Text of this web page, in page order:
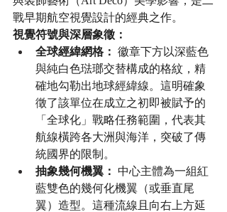
戰早期航空視覺設計的經典之作。
視覺符號與深層象徵：
全球經緯網格： 徽章下方以深藍色
與純白色琺瑯交替構成的格紋，精
確地勾勒出地球經緯線。這明確象
徵了該單位在成立之初即被賦予的
「全球化」戰略任務範圍，代表其
航線橫跨各大洲與海洋，突破了傳
統國界的限制。
抽象幾何機翼： 中心主體為一組紅
藍雙色的幾何化機翼（或垂直尾
翼）造型。這種流線且向右上方延